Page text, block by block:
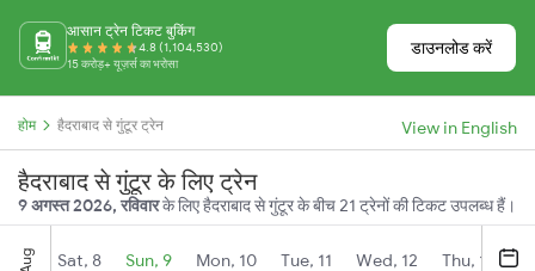
आसान ट्रेन टिकट बुकिंग
4.8 (1,104,530)
15 करोड़+ यूज़र्स का भरोसा
डाउनलोड करें
होम हैदराबाद से गुंटूर ट्रेन View in English
हैदराबाद से गुंटूर के लिए ट्रेन
9 अगस्त 2026, रविवारके लिए हैदराबाद से गुंटूर के बीच 21 ट्रेनों की टिकट उपलब्ध हैं।
Aug Sat, 8 Sun, 9 Mon, 10 Tue, 11 Wed, 12 Thu, 13